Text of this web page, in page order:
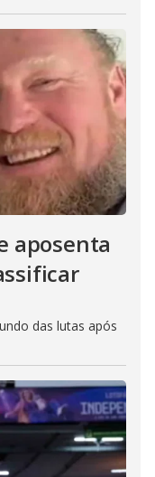
aposenta
das lutas após